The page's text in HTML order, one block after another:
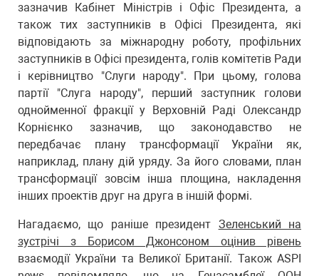
зазначив Кабінет Міністрів і Офіс Президента, а
також тих заступників в Офісі Президента, які
відповідають за міжнародну роботу, профільних
заступників в Офісі президента, голів комітетів Ради
і керівництво "Слуги народу". При цьому, голова
партії "Слуга народу", перший заступник голови
однойменної фракції у Верховній Раді Олександр
Корнієнко зазначив, що законодавство не
передбачає плану трансформації України як,
наприклад, плану дій уряду. За його словами, план
трансформації зовсім інша площина, накладення
інших проектів друг на друга в іншій формі.
Нагадаємо, що раніше президент Зеленський на
зустрічі з Борисом Джонсоном оцінив рівень
взаємодії України та Великої Британії. Також ASPI